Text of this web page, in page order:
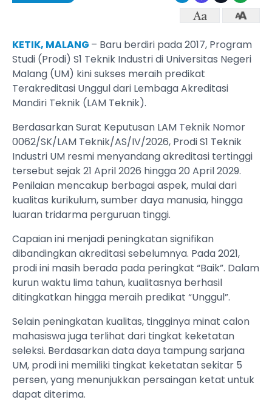
KETIK, MALANG – Baru berdiri pada 2017, Program
Studi (Prodi) S1 Teknik Industri di Universitas Negeri
Malang (UM) kini sukses meraih predikat
Terakreditasi Unggul dari Lembaga Akreditasi
Mandiri Teknik (LAM Teknik).
Berdasarkan Surat Keputusan LAM Teknik Nomor
0062/SK/LAM Teknik/AS/IV/2026, Prodi S1 Teknik
Industri UM resmi menyandang akreditasi tertinggi
tersebut sejak 21 April 2026 hingga 20 April 2029.
Penilaian mencakup berbagai aspek, mulai dari
kualitas kurikulum, sumber daya manusia, hingga
luaran tridarma perguruan tinggi.
Capaian ini menjadi peningkatan signifikan
dibandingkan akreditasi sebelumnya. Pada 2021,
prodi ini masih berada pada peringkat “Baik”. Dalam
kurun waktu lima tahun, kualitasnya berhasil
ditingkatkan hingga meraih predikat “Unggul”.
Selain peningkatan kualitas, tingginya minat calon
mahasiswa juga terlihat dari tingkat keketatan
seleksi. Berdasarkan data daya tampung sarjana
UM, prodi ini memiliki tingkat keketatan sekitar 5
persen, yang menunjukkan persaingan ketat untuk
dapat diterima.